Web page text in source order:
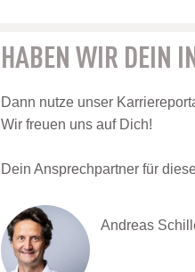
HABEN WIR DEIN
Dann nutze unser
Wir freuen uns auf Dich!
Dein Ansprechpartner für
Andreas